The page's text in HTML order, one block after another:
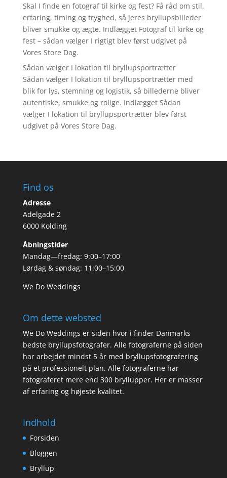
Skal I finde en fotograf til kirke og fest? Få råd om stil,
erfaring, timing og tryghed, så jeres bryllupsbilleder
bliver smukke og ægte. Indlægget Fotograf til kirke og
fest – sådan vælger I rigtigt blev først udgivet på
Vores Store Dag.
Sådan vælger I lokation til bryllupsportrætter
Sådan vælger I lokation til bryllupsportrætter med
blik for lys, stemning og logistik, så billederne bliver
autentiske, smukke og rolige. Indlægget Sådan
vælger I lokation til bryllupsportrætter blev først
udgivet på Vores Store Dag.
Find os
Adresse
Adelgade 2
6000 Kolding
Åbningstider
Mandag—fredag: 9:00–17:00
Lørdag & søndag: 11:00–15:00
We Do Weddings
Om dette websted
We Do Weddings er siden hvor i finder Danmarks
bedste bryllupsfotografer. Alle fotograferne på siden
har arbejdet mindst 5 år med bryllupsfotografering
på et professionelt plan. Alle fotograferne har
fotograferet mere end 300 bryllupper. Her er masser
af erfaring og højeste kvalitet.
Indhold
Forsiden
Bloggen
Bryllup